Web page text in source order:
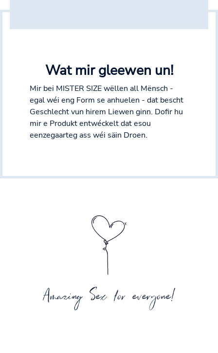
Wat mir gleewen un!
Mir bei MISTER SIZE wëllen all Mënsch -
egal wéi eng Form se anhuelen - dat bescht
Geschlecht vun hirem Liewen ginn. Dofir hu
mir e Produkt entwéckelt dat esou
eenzegaarteg ass wéi säin Droen.
Amazing Sex for everyone!